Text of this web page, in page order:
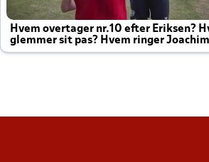
Hvem overtager nr.10 efter Eriksen?
glemmer sit pas? Hvem ringer Joachim
altid til efter kampe?